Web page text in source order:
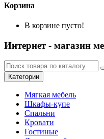
Корзина
В корзине пусто!
Интернет - магазин
Категории
Мягкая мебель
Шкафы-купе
Спальни
Кровати
Гостиные